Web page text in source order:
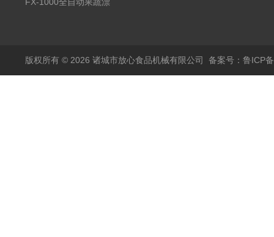
版权所有 © 2026 诸城市放心食品机械有限公司 备案号：鲁ICP